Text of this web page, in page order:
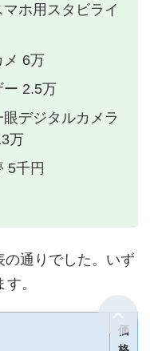
ホ用スタビライ
メ 6万
ー 2.5万
デジタルカメラ
万
5千円
の通りでした。いず
。
価